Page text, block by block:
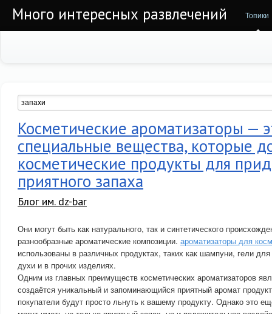
Много интересных развлечений Топики
Косметические ароматизаторы —
специальные вещества, которые
косметические продукты для
приятного запаха
Блог им. dz-bar
Они могут быть как натурального, так и синтетического
разнообразные ароматические композиции. ароматизаторы для
использованы в различных продуктах, таких как шампуни, гели
духи и в прочих изделиях.
Одним из главных преимуществ косметических ароматизаторов
создаётся уникальный и запоминающийся приятный аромат
покупатели будут просто льнуть к вашему продукту. Однако это